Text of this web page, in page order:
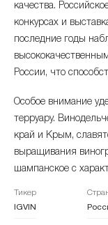
август 2024
июль 2024
май 2024
апрель 2024
февраль 2024
качества.
конкурсах и
последние годы
России, что
Особое внимание
терруару.
край и Крым,
выращивания
шампанское с
Тикер
IGVIN